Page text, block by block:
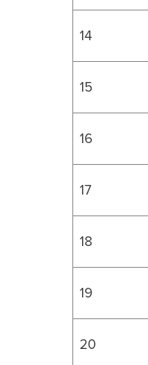
14
15
16
17
18
19
20